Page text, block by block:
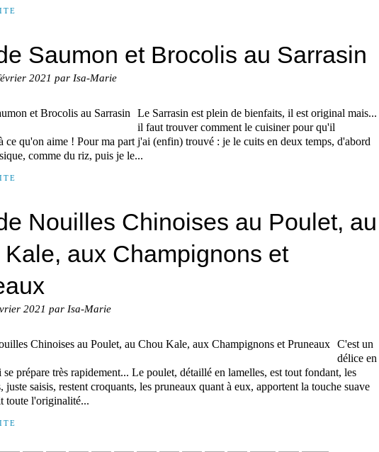
Saumon et Brocolis au Sarrasin
2021 par Isa-Marie
Le Sarrasin est plein de bienfaits, il est original mais...
il faut trouver comment le cuisiner pour qu'il
ce qu'on aime ! Pour ma part j'ai (enfin) trouvé : je le cuits en deux temps, d'abord
comme du riz, puis je le...
Nouilles Chinoises au Poulet, au
aux Champignons et
2021 par Isa-Marie
C'est un
délice en
se prépare très rapidement... Le poulet, détaillé en lamelles, est tout fondant, les
juste saisis, restent croquants, les pruneaux quant à eux, apportent la touche suave
toute l'originalité...